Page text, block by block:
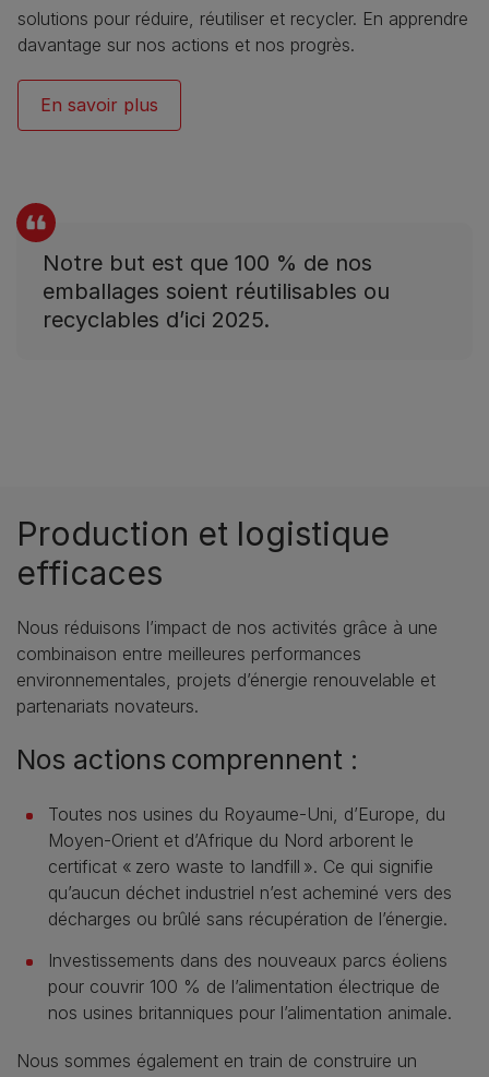
solutions pour réduire, réutiliser et recycler. En apprendre
davantage sur nos actions et nos progrès.
En savoir plus
Notre but est que 100 % de nos
emballages soient réutilisables ou
recyclables d’ici 2025.
Production et logistique
efficaces
Nous réduisons l’impact de nos activités grâce à une
combinaison entre meilleures performances
environnementales, projets d’énergie renouvelable et
partenariats novateurs.
Nos actions comprennent :
Toutes nos usines du Royaume-Uni, d’Europe, du
Moyen-Orient et d’Afrique du Nord arborent le
certificat « zero waste to landfill ». Ce qui signifie
qu’aucun déchet industriel n’est acheminé vers des
décharges ou brûlé sans récupération de l’énergie.
Investissements dans des nouveaux parcs éoliens
pour couvrir 100 % de l’alimentation électrique de
nos usines britanniques pour l’alimentation animale.
Nous sommes également en train de construire un